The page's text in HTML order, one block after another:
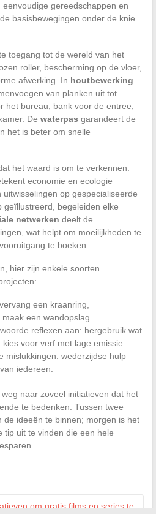
gereedschappen en
basisbewegingen onder de knie
toegang tot de wereld van het
roller, bescherming op de vloer,
afwerking. In houtbewerking
van planken uit tot
het bureau, bank voor de entree,
De waterpas garandeert de
het is beter om snelle
het waard is om te verkennen:
economie en ecologie
op gespecialiseerde
geïllustreerd, begeleiden elke
netwerken deelt de
wat helpt om moeilijkheden te
te boeken.
hier zijn enkele soorten
een kraanring,
een wandopslag.
reflexen aan: hergebruik wat
voor verf met lage emissie.
mislukkingen: wederzijdse hulp
iedereen.
naar zoveel initiatieven dat het
te bedenken. Tussen twee
de ideeën te binnen; morgen is het
tip uit te vinden die een hele
om gratis films en series te